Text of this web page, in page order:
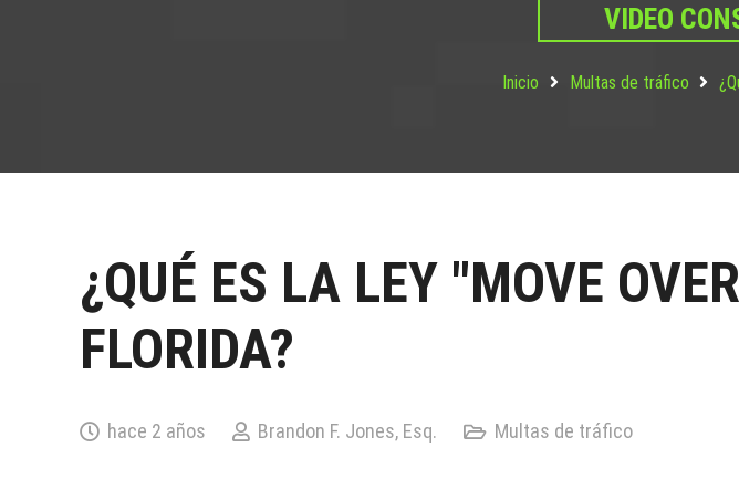
VIDEO
Inicio Multas de tráfico
¿QUÉ ES LA LEY "MOVE
FLORIDA?
hace 2 años Brandon F. Jones, Esq. Multas de tráfico